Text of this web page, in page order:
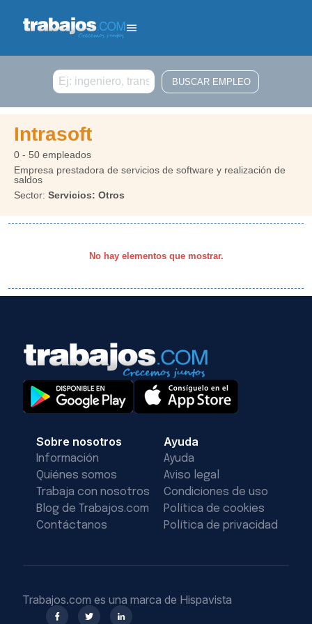
Buscar
Intrasoft
0 - 50 empleados
Empresa prestadora de servicios de software y realización de
saldos
Sector: Servicios: Otros
No hay elementos que mostrar.
Sobre nosotros
Información
Quiénes somos
Trabaja con nosotros
Blog de Trabajos.com
Contáctanos
Ayuda
Ayuda
Aviso legal
Condiciones de uso
Política de cookies
Política de privacidad
Trabajos.com es una marca de Hispavista